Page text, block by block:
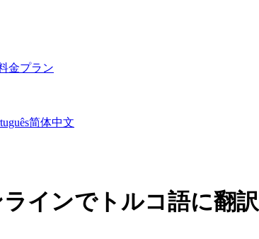
金プラン
简体中文
インでトルコ語に翻訳